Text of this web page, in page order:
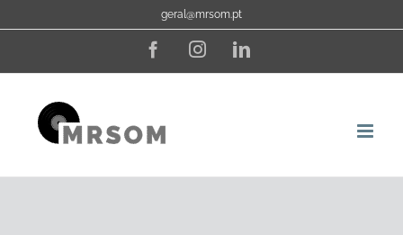
geral@mrsom.pt
FacebookInstagramLinkedIn